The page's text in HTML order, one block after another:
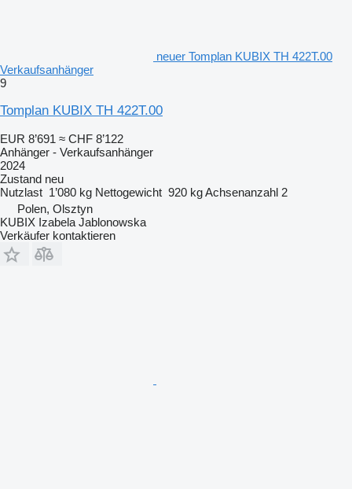
neuer Tomplan KUBIX TH 422T.00
Verkaufsanhänger
9
Tomplan KUBIX TH 422T.00
EUR 8’691 ≈ CHF 8’122
Anhänger - Verkaufsanhänger
2024
Zustand neu
Nutzlast 1’080 kg Nettogewicht 920 kgAchsenanzahl 2
Polen, Olsztyn
KUBIX Izabela Jablonowska
Verkäufer kontaktieren